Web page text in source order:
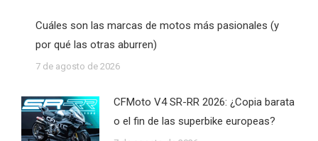
Cuáles son las marcas de motos más pasionales (y
por qué las otras aburren)
7 de agosto de 2026
CFMoto V4 SR-RR 2026: ¿Copia barata
o el fin de las superbike europeas?